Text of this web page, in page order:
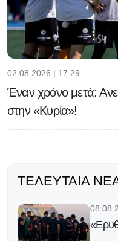
02.08.2026 | 17:29
Έναν χρόνο μετά:
στην «Κυρία»!
ΤΕΛΕΥΤΑΊΑ